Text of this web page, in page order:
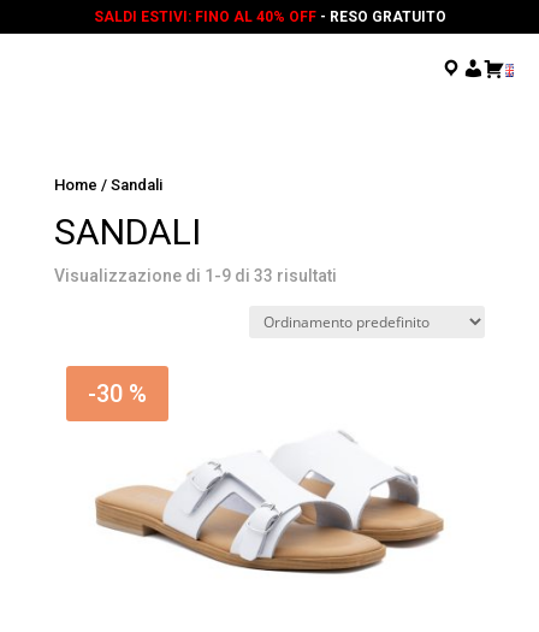
SALDI ESTIVI: FINO AL 40% OFF- RESO GRATUITO
. . .
Home / Sandali
SANDALI
Visualizzazione di 1-9 di 33 risultati
-30 %